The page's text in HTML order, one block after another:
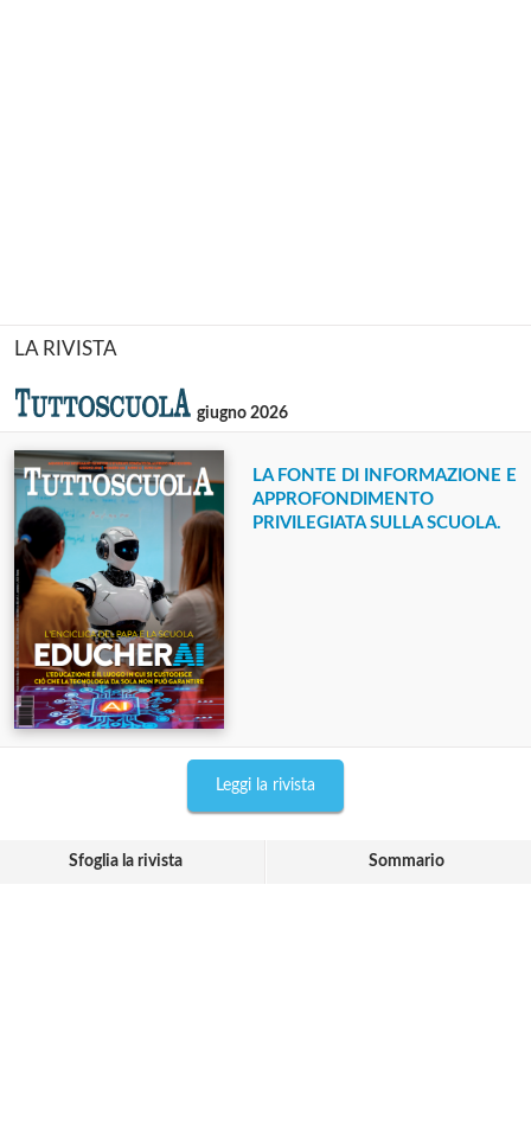
LA RIVISTA
giugno 2026
LA FONTE DI INFORMAZIONE E
APPROFONDIMENTO
PRIVILEGIATA SULLA SCUOLA.
Leggi la rivista
Sfoglia la rivista Sommario